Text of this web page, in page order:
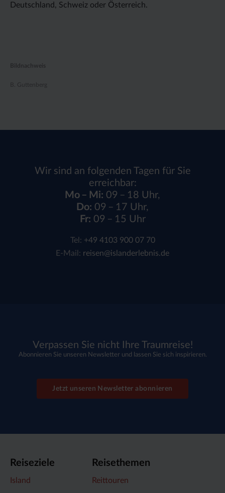
Deutschland, Schweiz oder Österreich.
Bildnachweis
B. Guttenberg
Wir sind an folgenden Tagen für Sie
erreichbar:
Mo – Mi: 09 – 18 Uhr,
Do: 09 – 17 Uhr,
Fr: 09 – 15 Uhr
Tel: +49 4103 900 07 70
E-Mail: reisen@islanderlebnis.de
Verpassen Sie nicht Ihre Traumreise!
Abonnieren Sie unseren Newsletter und lassen Sie sich inspirieren.
Jetzt unseren Newsletter abonnieren
Reiseziele
Island
Reisethemen
Reittouren